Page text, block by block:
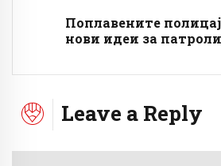
Поплавените
нови идеи за
Leave a Reply